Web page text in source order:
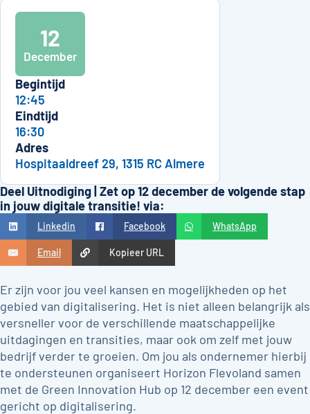
12
December
Begintijd
12:45
Eindtijd
16:30
Adres
Hospitaaldreef 29, 1315 RC Almere
Deel Uitnodiging | Zet op 12 december de volgende stap
in jouw digitale transitie! via:
Linkedin Facebook WhatsApp
Email Kopieer URL
Er zijn voor jou veel kansen en mogelijkheden op het
gebied van digitalisering. Het is niet alleen belangrijk als
versneller voor de verschillende maatschappelijke
uitdagingen en transities, maar ook om zelf met jouw
bedrijf verder te groeien. Om jou als ondernemer hierbij
te ondersteunen organiseert Horizon Flevoland samen
met de Green Innovation Hub op 12 december een event
gericht op digitalisering.